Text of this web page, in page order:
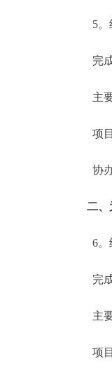
5。继
完成
主要
项目
协办
二、
6。继
完成
主要
项目